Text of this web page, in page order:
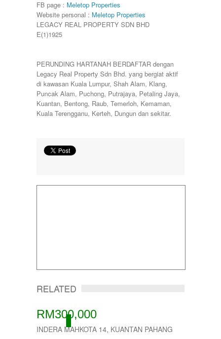
FB page : Meletop Properties
Website personal : Meletop Properties
LEGACY REAL PROPERTY SDN BHD
E(1)1925
PERUNDING HARTANAH BERDAFTAR dengan
Legacy Real Property Sdn Bhd. yang bergiat aktif
di kawasan Kuala Lumpur, Shah Alam, Klang,
Puncak Alam, Puchong, Putrajaya, Petaling Jaya,
Kuantan, Bentong, Raub, Temerloh, Kemaman,
Kuala Terengganu, Kerteh, Dungun dan sekitar.
RELATED
ACTIVE
RM300,000
INDERA MAHKOTA 14, KUANTAN PAHANG